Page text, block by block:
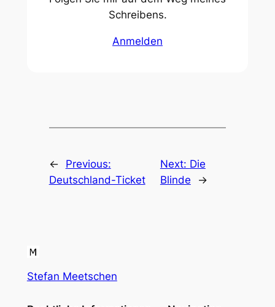
Schreibens.
Anmelden
←
Previous:
Deutschland-Ticket
Next: Die
Blinde
→
Stefan Meetschen